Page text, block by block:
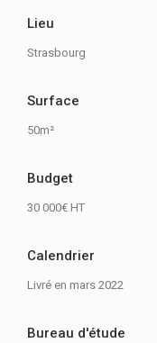
Lieu
Strasbourg
Surface
50m²
Budget
30 000€ HT
Calendrier
Livré en mars 2022
Bureau d'étude